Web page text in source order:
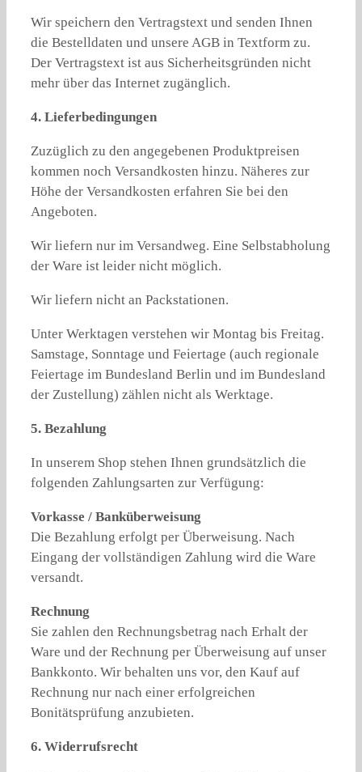
Wir speichern den Vertragstext und senden Ihnen
die Bestelldaten und unsere AGB in Textform zu.
Der Vertragstext ist aus Sicherheitsgründen nicht
mehr über das Internet zugänglich.
4. Lieferbedingungen
Zuzüglich zu den angegebenen Produktpreisen
kommen noch Versandkosten hinzu. Näheres zur
Höhe der Versandkosten erfahren Sie bei den
Angeboten.
Wir liefern nur im Versandweg. Eine Selbstabholung
der Ware ist leider nicht möglich.
Wir liefern nicht an Packstationen.
Unter Werktagen verstehen wir Montag bis Freitag.
Samstage, Sonntage und Feiertage (auch regionale
Feiertage im Bundesland Berlin und im Bundesland
der Zustellung) zählen nicht als Werktage.
5. Bezahlung
In unserem Shop stehen Ihnen grundsätzlich die
folgenden Zahlungsarten zur Verfügung:
Vorkasse / Banküberweisung
Die Bezahlung erfolgt per Überweisung. Nach
Eingang der vollständigen Zahlung wird die Ware
versandt.
Rechnung
Sie zahlen den Rechnungsbetrag nach Erhalt der
Ware und der Rechnung per Überweisung auf unser
Bankkonto. Wir behalten uns vor, den Kauf auf
Rechnung nur nach einer erfolgreichen
Bonitätsprüfung anzubieten.
6. Widerrufsrecht